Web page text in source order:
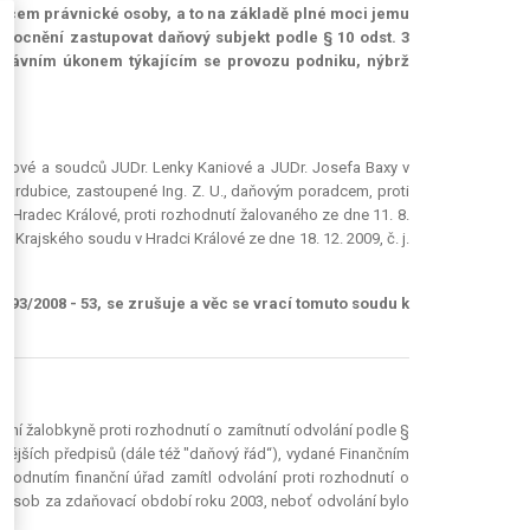
právnické osoby, a to na základě plné moci jemu
zastupovat daňový subjekt podle § 10 odst. 3
úkonem týkajícím se provozu podniku, nýbrž
a soudců JUDr. Lenky Kaniové a JUDr. Josefa Baxy v
zastoupené Ing. Z. U., daňovým poradcem, proti
Hradec Králové, proti rozhodnutí žalovaného ze dne 11. 8.
soudu v Hradci Králové ze dne 18. 12. 2009, č. j.
2008 - 53, se zrušuje a věc se vrací tomuto soudu k
žalobkyně proti rozhodnutí o zamítnutí odvolání podle §
předpisů (dále též "daňový řád“), vydané Finančním
finanční úřad zamítl odvolání proti rozhodnutí o
za zdaňovací období roku 2003, neboť odvolání bylo